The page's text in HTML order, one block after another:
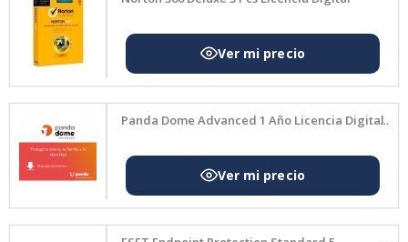
VP
N
a,
Panda Dome Advanced 1 Año Licencia Digital